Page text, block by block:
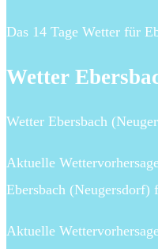
Das 14 Tage Wetter für
Wetter
Wetter Ebersbach
Aktuelle
Ebersbach
Aktuelle